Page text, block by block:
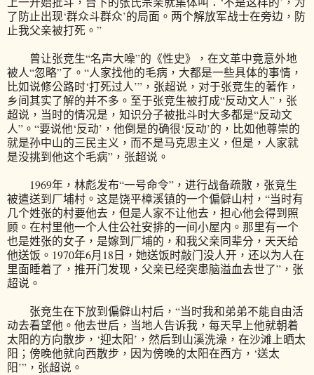
了防止出现‘群众斗群众’的局面。两个解放军战士在旁边，防
止我父亲被打死。”
曾让张竞生“名声大噪”的《性史》，在文革中竟意外地
被人“忽略”了。“人家找他的毛病，大都是一些具体的事情，
比如说修公路时‘打死过人’”，张超说，对于张竞生的著作，
乡间其实了解的并不多。至于张竞生被打成“反动文人”，张
超说，当时的情况是，知识分子被批斗时大多都是“反动文
人”。“要说他‘反动’，他倒是的确很‘反动’的，比如他尊崇的
就是孙中山的三民主义，而不是马克思主义，但是，人家就
是没挑到他这个毛病”，张超说。
1969年，林彪发布“一号命令”，进行战备疏散，张竞生
被遣送到厂埔村。这是饶平樟溪镇的一个偏僻山村，“当时有
几个姓张的村要他去，但是人家不让他去，担心他会得到照
顾。在村里他一个人住公社安排的一间小屋内。那里有一个
也是姓张的女子，是嫁到厂埔的，和我父亲同辈分，天天给
他送饭。1970年6月18日，她送饭时敲门没人开，还以为人在
里面睡着了，推开门发现，父亲已经突患脑溢血去世了”，张
超说。
张竞生在下放到偏僻山村后，“当时我和弟弟不能自由活
动去看望他。他去世后，当地人告诉我，每天早上他就朝着
太阳的方向散步，‘迎太阳’，然后到山溪洗澡，在沙滩上晒太
阳；傍晚他就向西散步，因为傍晚的太阳在西方，‘送太
阳’”，张超说。